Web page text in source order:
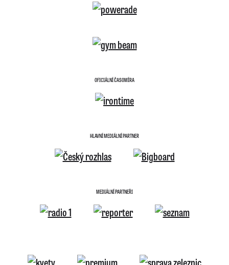
OFICIÁLNÍ ČASOMÍRA
HLAVNÍ MEDIÁLNÍ PARTNER
MEDIÁLNÍ PARTNEŘI